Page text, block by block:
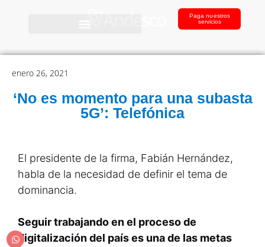
Paga nuestros
servicios
enero 26, 2021
‘No es momento para una subasta
5G’: Telefónica
El presidente de la firma, Fabián Hernández,
habla de la necesidad de definir el tema de
dominancia.
Seguir trabajando en el proceso de
digitalización del país es una de las metas